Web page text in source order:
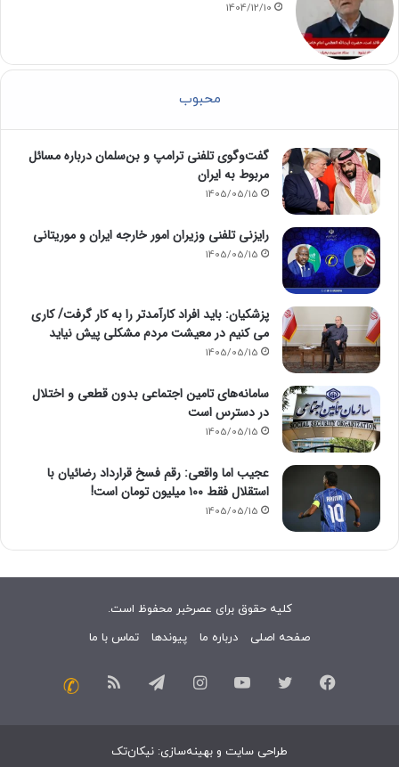
1404/12/10
محبوب
گفت‌وگوی تلفنی ترامپ و بن‌سلمان درباره مسائل
مربوط به ایران
1405/05/15
رایزنی تلفنی وزیران امور خارجه ایران و موریتانی
1405/05/15
پزشکیان: باید افراد کارآمدتر را به کار گرفت/ کاری
می کنیم در معیشت مردم مشکلی پیش نیاید
1405/05/15
سامانه‌های تامین اجتماعی بدون قطعی و اختلال
در دسترس است
1405/05/15
عجیب اما واقعی: رقم فسخ قرارداد رضائیان با
استقلال فقط ۱۰۰ میلیون تومان است!
1405/05/15
کلیه حقوق برای عصرخبر محفوظ است.
صفحه اصلی
درباره ما پیوندها تماس با ما
فیسبوک توییتر یوتیوب اینستاگرامتلگرام خوراک
طراحی سایت و بهینه‌سازی: نیکان‌تک